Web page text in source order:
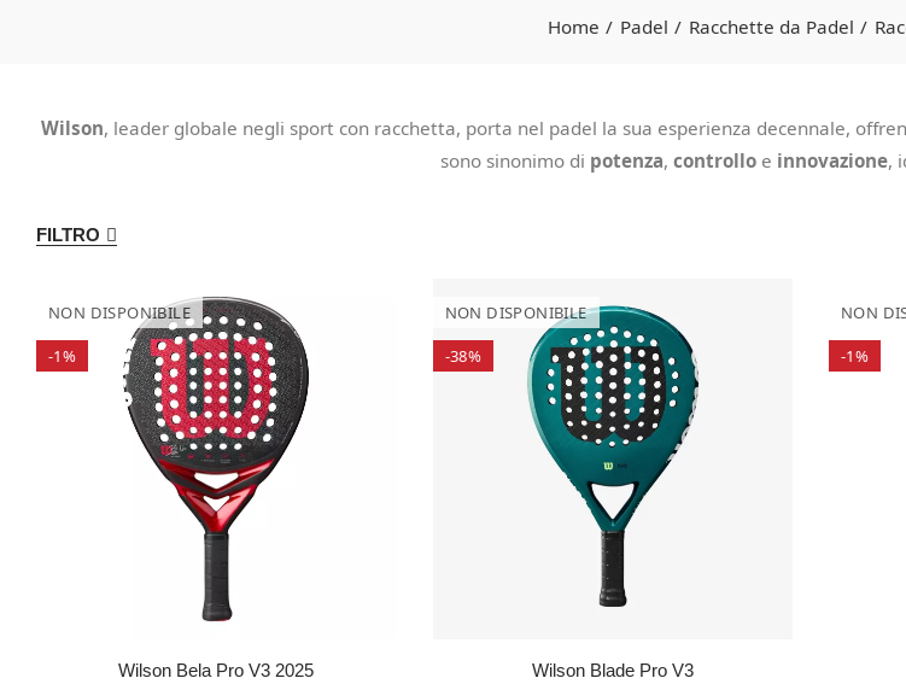
Home Padel Racchette da Padel
Wilson, leader globale negli sport con racchetta, porta nel padel la sua esperienza decennale,
sono sinonimo di potenza, controlloe innovazione,
FILTRO
NON DISPONIBILE
-1%
Wilson Bela Pro V3 2025
NON DISPONIBILE
-38%
Wilson Blade Pro V3
NON
-1%